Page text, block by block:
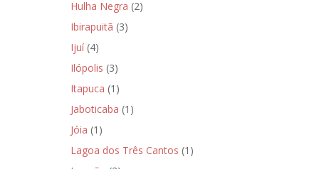
Hulha Negra (2)
Ibirapuitã (3)
Ijuí(4)
Ilópolis (3)
Itapuca (1)
Jaboticaba (1)
Jóia (1)
Lagoa dos Três Cantos (1)